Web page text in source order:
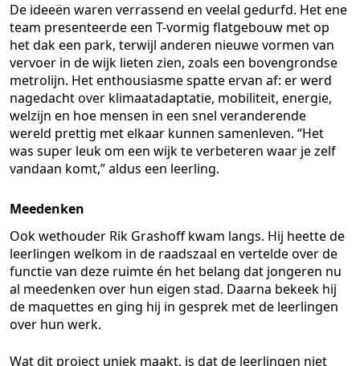
De ideeën waren verrassend en veelal gedurfd. Het ene
team presenteerde een T-vormig flatgebouw met op
het dak een park, terwijl anderen nieuwe vormen van
vervoer in de wijk lieten zien, zoals een bovengrondse
metrolijn. Het enthousiasme spatte ervan af: er werd
nagedacht over klimaatadaptatie, mobiliteit, energie,
welzijn en hoe mensen in een snel veranderende
wereld prettig met elkaar kunnen samenleven. “Het
was super leuk om een wijk te verbeteren waar je zelf
vandaan komt,” aldus een leerling.
Meedenken
Ook wethouder Rik Grashoff kwam langs. Hij heette de
leerlingen welkom in de raadszaal en vertelde over de
functie van deze ruimte én het belang dat jongeren nu
al meedenken over hun eigen stad. Daarna bekeek hij
de maquettes en ging hij in gesprek met de leerlingen
over hun werk.
Wat dit project uniek maakt, is dat de leerlingen niet